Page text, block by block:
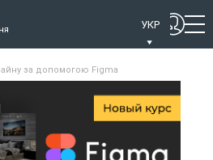
УКР
за допомогою Figma